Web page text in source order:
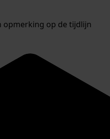
opmerking op de tijdlijn